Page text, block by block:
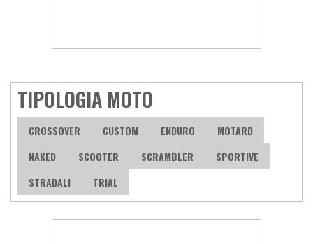
TIPOLOGIA MOTO
CROSSOVER CUSTOM ENDURO
MOTARD
NAKED
SCOOTER SCRAMBLER
SPORTIVE
STRADALI
TRIAL